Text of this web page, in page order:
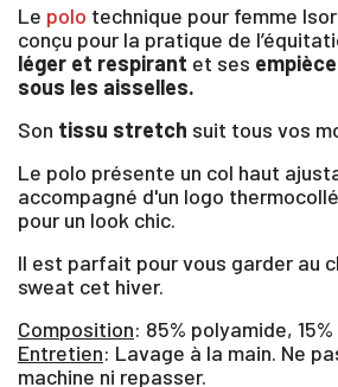
Le polo technique pour femme
conçu pour la pratique de
léger et respirant et ses
sous les aisselles.
Son tissu stretch suit tous vos
Le polo présente un col haut
accompagné d'un logo
pour un look chic.
Il est parfait pour vous garder au
sweat cet hiver.
Composition: 85% polyamide,
Entretien: Lavage à la main. Ne
machine ni repasser.
×